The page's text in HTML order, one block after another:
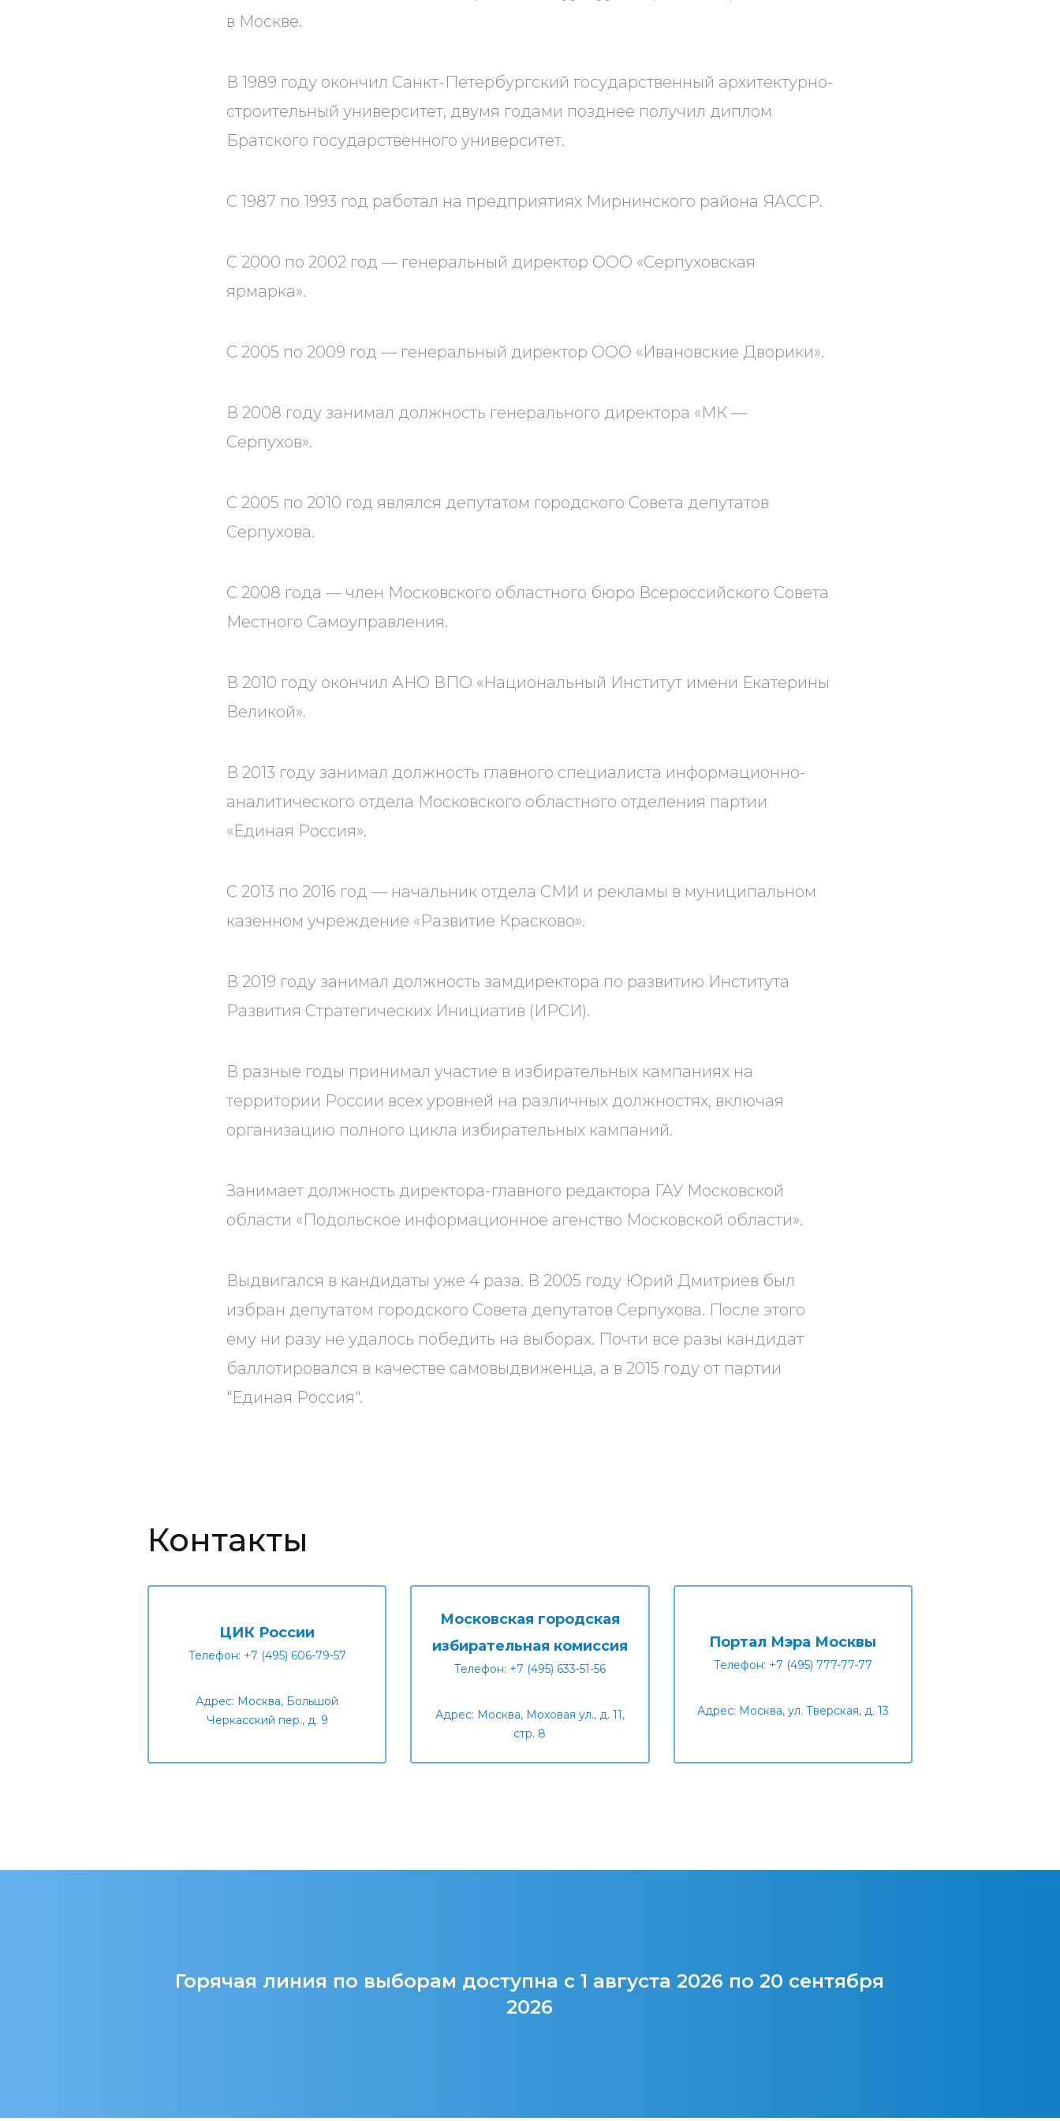
в Москве.
В 1989 году окончил Санкт-Петербургский государственный архитектурно-
строительный университет, двумя годами позднее получил диплом
Братского государственного университет.
С 1987 по 1993 год работал на предприятиях Мирнинского района ЯАССР.
С 2000 по 2002 год — генеральный директор ООО «Серпуховская
ярмарка».
С 2005 по 2009 год — генеральный директор ООО «Ивановские Дворики».
В 2008 году занимал должность генерального директора «МК —
Серпухов».
С 2005 по 2010 год являлся депутатом городского Совета депутатов
Серпухова.
С 2008 года — член Московского областного бюро Всероссийского Совета
Местного Самоуправления.
В 2010 году окончил АНО ВПО «Национальный Институт имени Екатерины
Великой».
В 2013 году занимал должность главного специалиста информационно-
аналитического отдела Московского областного отделения партии
«Единая Россия».
С 2013 по 2016 год — начальник отдела СМИ и рекламы в муниципальном
казенном учреждение «Развитие Красково».
В 2019 году занимал должность замдиректора по развитию Института
Развития Стратегических Инициатив (ИРСИ).
В разные годы принимал участие в избирательных кампаниях на
территории России всех уровней на различных должностях, включая
организацию полного цикла избирательных кампаний.
Занимает должность директора-главного редактора ГАУ Московской
области «Подольское информационное агенство Московской области».
Выдвигался в кандидаты уже 4 раза. В 2005 году Юрий Дмитриев был
избран депутатом городского Совета депутатов Серпухова. После этого
ему ни разу не удалось победить на выборах. Почти все разы кандидат
баллотировался в качестве самовыдвиженца, а в 2015 году от партии
"Единая Россия".
Контакты
ЦИК России
Телефон: +7 (495) 606-79-57
Адрес: Москва, Большой
Черкасский пер., д. 9
Московская городская
избирательная комиссия
Телефон: +7 (495) 633-51-56
Адрес: Москва, Моховая ул., д. 11,
стр. 8
Портал Мэра Москвы
Телефон: +7 (495) 777-77-77
Адрес: Москва, ул. Тверская, д. 13
Горячая линия по выборам доступна с 1 августа 2026 по 20 сентября
2026